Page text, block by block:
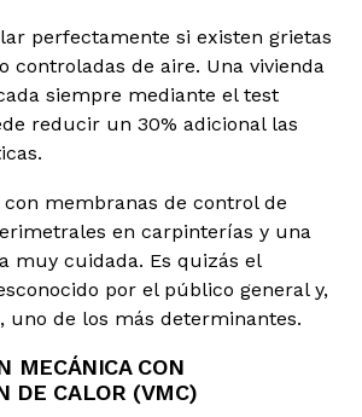
perfectamente si existen grietas
controladas de aire. Una vivienda
siempre mediante el test
reducir un 30% adicional las
con membranas de control de
en carpinterías y una
muy cuidada. Es quizás el
por el público general y,
uno de los más determinantes.
MECÁNICA CON
DE CALOR (VMC)